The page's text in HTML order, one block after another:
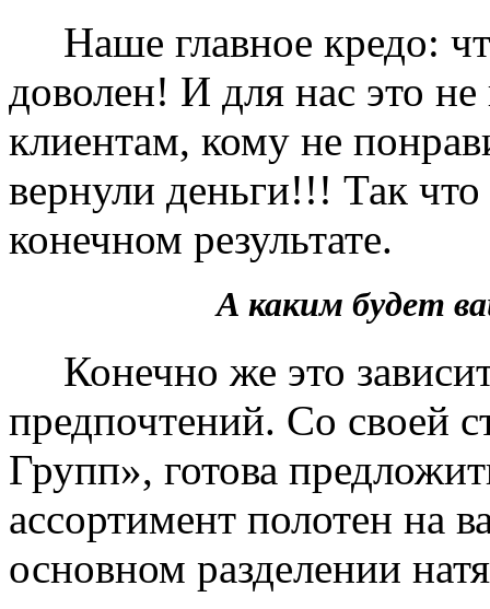
Наше главное кредо:
доволен! И для нас это
клиентам, кому не
вернули деньги!!! Так
конечном результате.
А каким будет
Конечно же это
предпочтений. Со своей
Групп», готова
ассортимент полотен на
основном разделении